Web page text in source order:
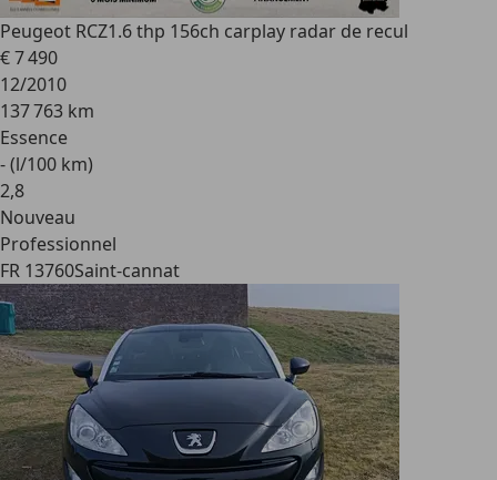
Peugeot RCZ1.6 thp 156ch carplay radar de recul
€ 7 490
12/2010
137 763 km
Essence
- (l/100 km)
2,8
Nouveau
Professionnel
FR 13760Saint-cannat